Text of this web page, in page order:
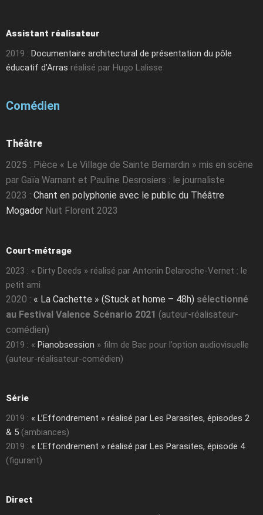
Assistant réalisateur
2019 : Documentaire architectural de présentation du pôle
éducatif d’Arras réalisé par Hugo Lalisse
Comédien
Théâtre
2025 : Pièce « Le Village de Sainte Bernardin » mis en scène
par Gaïa Warnant et Pauline Desrosiers : le journaliste
2023 : Chant en polyphonie avec le public du Théâtre
Mogador Nuit Florent 2023
Court-métrage
2023 : « Dirty Deeds » réalisé par Antonin Delaroche-Vernet : le
petit ami
2020 : « La Cachette » (Stuck at home – 48h) sélectionné
au Festival Valence Scénario 2021 (auteur-réalisateur-
comédien)
2019 : « Pianobsession » film de Bac pour l’option audiovisuelle
(auteur-réalisateur-comédien)
Série
2019 : « L’Effondrement » réalisé par Les Parasites, épisodes 2
& 5 (ambiances)
2019 : « L’Effondrement » réalisé par Les Parasites, épisode 4
(figurant)
Direct